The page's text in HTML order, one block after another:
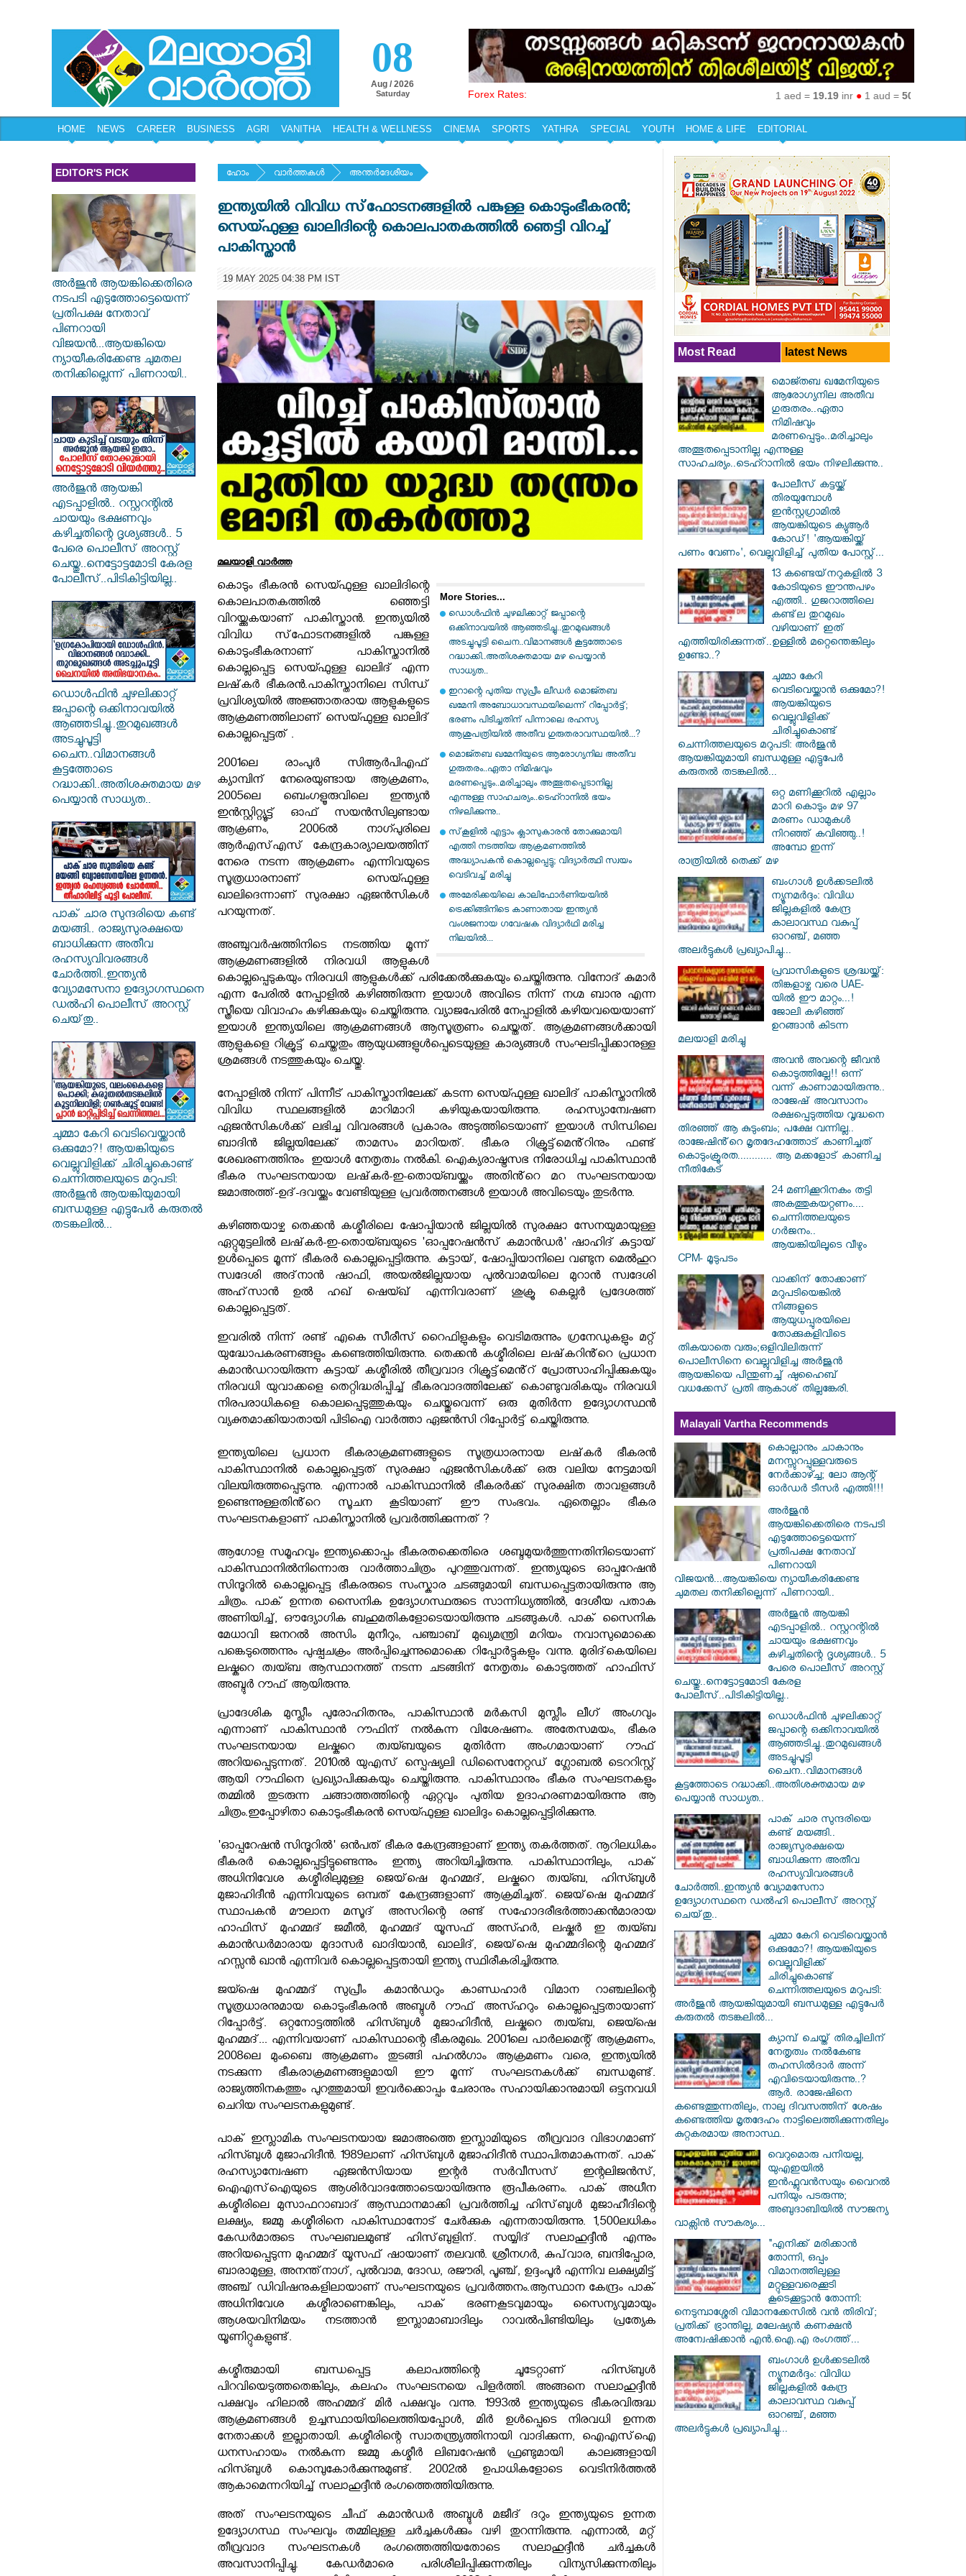
08
Aug / 2026
Saturday Forex Rates: 1 aed =19.19inr● 1 aud =50.27inr
HOME NEWS CAREER BUSINESS AGRI VANITHA HEALTH & WELLNESS CINEMA SPORTS YATHRA SPECIAL YOUTH HOME & LIFE EDITORIAL
EDITOR'S PICK
അർജുൻ ആയങ്കിക്കെതിരെ
നടപടി എടുത്തോട്ടെയെന്ന്
പ്രതിപക്ഷ നേതാവ്
പിണറായി
വിജയൻ...ആയങ്കിയെ
ന്യായീകരിക്കേണ്ട ചുമതല
തനിക്കില്ലെന്ന് പിണറായി..
അർജുൻ ആയങ്കി
എടപ്പാളിൽ.. റസ്റ്ററന്റിൽ
ചായയും ഭക്ഷണവും
കഴിച്ചതിന്റെ ദൃശ്യങ്ങൾ.. 5
പേരെ പൊലീസ് അറസ്റ്റ്
ചെയ്തു..നെട്ടോട്ടമോടി കേരള
പോലീസ്..പിടികിട്ടിയില്ല..
ഡൊൾഫിൻ ചുഴലിക്കാറ്റ്
ജപ്പാന്റെ ഒക്കിനാവയിൽ
ആഞ്ഞടിച്ചു..തുറമുഖങ്ങൾ
അടച്ചുപൂട്ടി
ചൈന..വിമാനങ്ങൾ
കൂട്ടത്തോടെ
റദ്ധാക്കി..അതിശക്തമായ മഴ
പെയ്യാൻ സാധ്യത..
പാക് ചാര സുന്ദരിയെ കണ്ട്
മയങ്ങി.. രാജ്യസുരക്ഷയെ
ബാധിക്കുന്ന അതീവ
രഹസ്യവിവരങ്ങൾ
ചോർത്തി..ഇന്ത്യൻ
വ്യോമസേനാ ഉദ്യോഗസ്ഥനെ
ഡൽഹി പൊലീസ് അറസ്റ്റ്
ചെയ്‌തു..
ചുമ്മാ കേറി വെടിവെയ്ക്കാൻ
ഒക്കുമോ?! ആയങ്കിയുടെ
വെല്ലുവിളിക്ക് ചിരിച്ചുകൊണ്ട്
ചെന്നിത്തലയുടെ മറുപടി:
അർജുൻ ആയങ്കിയുമായി
ബന്ധമുള്ള എട്ടുപേർ കരുതൽ
തടങ്കലിൽ...
ഹോം വാര്‍ത്തകള്‍ അന്തര്‍ദേശീയം
ഇന്ത്യയില്‍ വിവിധ സ്‌ഫോടനങ്ങളില്‍ പങ്കുള്ള കൊടുംഭീകരൻ;
സെയ്ഫുള്ള ഖാലിദിന്റെ കൊലപാതകത്തിൽ ഞെട്ടി വിറച്ച്
പാകിസ്താൻ
19 MAY 2025 04:38 PM IST
മലയാളി വാര്‍ത്ത
More Stories...
ഡൊൾഫിൻ ചുഴലിക്കാറ്റ് ജപ്പാന്റെ
ഒക്കിനാവയിൽ ആഞ്ഞടിച്ചു..തുറമുഖങ്ങൾ
അടച്ചുപൂട്ടി ചൈന..വിമാനങ്ങൾ കൂട്ടത്തോടെ
റദ്ധാക്കി..അതിശക്തമായ മഴ പെയ്യാൻ
സാധ്യത..
ഇറാന്റെ പുതിയ സുപ്രീം ലീഡർ മൊജ്തബ
ഖമേനി അബോധാവസ്ഥയിലെന്ന് റിപ്പോർട്ട്;
ഭരണം പിടിച്ചതിന് പിന്നാലെ രഹസ്യ
ആശുപത്രിയിൽ അതീവ ഗുരുതരാവസ്ഥയിൽ...?
മൊജ്തബ ഖമേനിയുടെ ആരോഗ്യനില അതീവ
ഗുരുതരം..ഏതാ നിമിഷവും
മരണപ്പെടും..മരിച്ചാലും അത്ഭുതപ്പെടാനില്ല
എന്നുള്ള സാഹചര്യം..ടെഹ്റാനിൽ ഭയം
നിഴലിക്കുന്നു..
സ്‌കൂളില്‍ എട്ടാം ക്ലാസുകാരന്‍ തോക്കുമായി
എത്തി നടത്തിയ ആക്രമണത്തില്‍
അദ്ധ്യാപകന്‍ കൊല്ലപ്പെട്ടു; വിദ്യാര്‍ത്ഥി സ്വയം
വെടിവച്ച് മരിച്ചു
അമേരിക്കയിലെ കാലിഫോർണിയയിൽ
ട്രെക്കിങ്ങിനിടെ കാണാതായ ഇന്ത്യൻ
വംശജനായ ഗവേഷക വിദ്യാർഥി മരിച്ച
നിലയിൽ...
കൊടും ഭീകരൻ സെയ്ഫുള്ള ഖാലിദിന്റെ
കൊലപാതകത്തിൽ ഞ്ഞെട്ടി
വിറയ്ക്കുകയാണ് പാകിസ്താൻ. ഇന്ത്യയില്‍
വിവിധ സ്‌ഫോടനങ്ങളില്‍ പങ്കുള്ള
കൊടുംഭീകരനാണ് പാകിസ്താനില്‍
കൊല്ലപ്പെട്ട സെയ്ഫുള്ള ഖാലിദ് എന്ന
ലഷ്‌കര്‍ ഭീകരൻ.പാകിസ്താനിലെ സിന്ധ്
പ്രവിശ്യയില്‍ അജ്ഞാതരായ ആളുകളുടെ
ആക്രമണത്തിലാണ് സെയ്ഫുള്ള ഖാലിദ്
കൊല്ലപ്പെട്ടത് .
2001ലെ രാംപുര്‍ സിആര്‍പിഎഫ്
ക്യാമ്പിന് നേരെയുണ്ടായ ആക്രമണം,
2005ലെ ബെംഗളൂരുവിലെ ഇന്ത്യന്‍
ഇൻസ്റ്റിറ്റ്യൂട്ട് ഓഫ് സയൻസിലുണ്ടായ
ആക്രണം, 2006ല്‍ നാഗ്പുരിലെ
ആര്‍എസ്എസ് കേന്ദ്രകാര്യാലയത്തിന്
നേരെ നടന്ന ആക്രമണം എന്നിവയുടെ
സൂത്രധാരനാണ് സെയ്ഫുള്ള
ഖാലിദെന്നാണ് സുരക്ഷാ ഏജന്‍സികള്‍
പറയുന്നത്.
അഞ്ചുവര്‍ഷത്തിനിടെ നടത്തിയ മൂന്ന്
ആക്രമണങ്ങളില്‍ നിരവധി ആളുകള്‍
കൊല്ലപ്പെടുകയും നിരവധി ആളുകള്‍ക്ക് പരിക്കേല്‍ക്കുകയും ചെയ്തിരുന്നു. വിനോദ് കുമാര്‍
എന്ന പേരില്‍ നേപ്പാളില്‍ കഴിഞ്ഞിരുന്ന ഇയാള്‍ അവിടെ നിന്ന് നഗ്മ ബാനു എന്ന
സ്ത്രീയെ വിവാഹം കഴിക്കുകയും ചെയ്തിരുന്നു. വ്യാജപേരില്‍ നേപ്പാളില്‍ കഴിയവയെയാണ്
ഇയാള്‍ ഇന്ത്യയിലെ ആക്രമണങ്ങള്‍ ആസൂത്രണം ചെയ്തത്. ആക്രമണങ്ങള്‍ക്കായി
ആളുകളെ റിക്രൂട്ട് ചെയ്തതും ആയുധങ്ങളുള്‍പ്പെടെയുള്ള കാര്യങ്ങള്‍ സംഘടിപ്പിക്കാനുള്ള
ശ്രമങ്ങള്‍ നടത്തുകയും ചെയ്തു.
നേപ്പാളില്‍ നിന്ന് പിന്നീട് പാകിസ്താനിലേക്ക് കടന്ന സെയ്ഫുള്ള ഖാലിദ് പാകിസ്താനില്‍
വിവിധ സ്ഥലങ്ങളില്‍ മാറിമാറി കഴിയുകയായിരുന്നു. രഹസ്യാന്വേഷണ
ഏജന്‍സികള്‍ക്ക് ലഭിച്ച വിവരങ്ങള്‍ പ്രകാരം അടുത്തിടെയാണ് ഇയാള്‍ സിന്ധിലെ
ബാദിന്‍ ജില്ലയിലേക്ക് താമസം മാറിയത്. ഭീകര റിക്രൂട്ട്‌മെൻ്റിനും ഫണ്ട്
ശേഖരണത്തിനും ഇയാൾ നേതൃത്വം നൽകി. ഐക്യരാഷ്ട്രസഭ നിരോധിച്ച പാകിസ്ഥാൻ
ഭീകര സംഘടനയായ ലഷ്‌കർ-ഇ-തൊയ്ബയ്ക്കും അതിൻ്റെ മറ സംഘടനയായ
ജമാഅത്ത്-ഉദ്-ദവയ്ക്കും വേണ്ടിയുള്ള പ്രവർത്തനങ്ങൾ ഇയാൾ അവിടെയും തുടർന്നു.
കഴിഞ്ഞയാഴ്ച തെക്കൻ കശ്മീരിലെ ഷോപ്പിയാൻ ജില്ലയിൽ സുരക്ഷാ സേനയുമായുള്ള
ഏറ്റുമുട്ടലിൽ ലഷ്‌കർ-ഇ-തൊയ്ബയുടെ 'ഓപ്പറേഷൻസ് കമാൻഡർ' ഷാഹിദ് കുട്ടായ്
ഉൾപ്പെടെ മൂന്ന് ഭീകരർ കൊല്ലപ്പെട്ടിരുന്നു. കുട്ടായ്, ഷോപ്പിയാനിലെ വണ്ടുന മെൽഹുറ
സ്വദേശി അദ്‌നാൻ ഷാഫി, അയൽജില്ലയായ പുൽവാമയിലെ മുറാൻ സ്വദേശി
അഹ്‌സാൻ ഉൽ ഹഖ് ഷെയ്ഖ് എന്നിവരാണ് ശുക്രൂ കെല്ലർ പ്രദേശത്ത്
കൊല്ലപ്പെട്ടത്.
ഇവരിൽ നിന്ന് രണ്ട് എകെ സീരീസ് റൈഫിളുകളും വെടിമരുന്നും ഗ്രനേഡുകളും മറ്റ്
യുദ്ധോപകരണങ്ങളും കണ്ടെത്തിയിരുന്നു. തെക്കൻ കശ്മീരിലെ ലഷ്‌കറിൻ്റെ പ്രധാന
കമാൻഡറായിരുന്ന കുട്ടായ് കശ്മീരിൽ തീവ്രവാദ റിക്രൂട്ട്‌മെൻ്റ് പ്രോത്സാഹിപ്പിക്കുകയും
നിരവധി യുവാക്കളെ തെറ്റിദ്ധരിപ്പിച്ച് ഭീകരവാദത്തിലേക്ക് കൊണ്ടുവരികയും നിരവധി
നിരപരാധികളെ കൊലപ്പെടുത്തുകയും ചെയ്തുവെന്ന് ഒരു മുതിർന്ന ഉദ്യോഗസ്ഥൻ
വ്യക്തമാക്കിയാതായി പിടിഐ വാർത്താ ഏജൻസി റിപ്പോർട്ട് ചെയ്തിരുന്നു.
ഇന്ത്യയിലെ പ്രധാന ഭീകരാക്രമണങ്ങളുടെ സൂത്രധാരനായ ലഷ്‌കർ ഭീകരൻ
പാകിസ്ഥാനിൽ കൊല്ലപ്പെട്ടത് സുരക്ഷാ ഏജൻസികൾക്ക് ഒരു വലിയ നേട്ടമായി
വിലയിരുത്തപ്പെടുന്നു. എന്നാൽ പാകിസ്ഥാനിൽ ഭീകരർക്ക് സുരക്ഷിത താവളങ്ങൾ
ഉണ്ടെന്നുള്ളതിൻ്റെ സൂചന കൂടിയാണ് ഈ സംഭവം. ഏതെല്ലാം ഭീകര
സംഘടനകളാണ് പാകിസ്താനിൽ പ്രവർത്തിക്കുന്നത് ?
ആഗോള സമൂഹവും ഇന്ത്യക്കൊപ്പം ഭീകരതക്കെതിരെ ശബ്ദമുയര്‍ത്തുന്നതിനിടെയാണ്
പാകിസ്ഥാനില്‍നിന്നൊരു വാര്‍ത്താചിത്രം പുറത്തുവന്നത്. ഇന്ത്യയുടെ ഓപ്പറേഷന്‍
സിന്ദൂറില്‍ കൊല്ലപ്പെട്ട ഭീകരരുടെ സംസ്കാര ചടങ്ങുമായി ബന്ധപ്പെട്ടതായിരുന്നു ആ
ചിത്രം. പാക് ഉന്നത സൈനിക ഉദ്യോഗസ്ഥരുടെ സാന്നിധ്യത്തില്‍, ദേശീയ പതാക
അണിയിച്ച്, ഔദ്യോഗിക ബഹുമതികളോടെയായിരുന്നു ചടങ്ങുകള്‍. പാക് സൈനിക
മേധാവി ജനറൽ അസിം മുനീറും, പഞ്ചാബ് മുഖ്യമന്ത്രി മറിയം നവാസുമൊക്കെ
പങ്കെടുത്തെന്നും പുഷ്പചക്രം അര്‍പ്പിച്ചെന്നുമൊക്കെ റിപ്പോര്‍ട്ടുകളും വന്നു. മുരിദ്‌കെയിലെ
ലഷ്കറെ ത്വയ്ബ ആസ്ഥാനത്ത് നടന്ന ചടങ്ങിന് നേതൃത്വം കൊടുത്തത് ഹാഫിസ്
അബ്ദുർ റൗഫ് ആയിരുന്നു.
പ്രാദേശിക മുസ്ലീം പുരോഹിതനും, പാകിസ്ഥാന്‍ മര്‍കസി മുസ്ലീം ലീഗ് അംഗവും
എന്നാണ് പാകിസ്ഥാന്‍ റൗഫിന് നല്‍കുന്ന വിശേഷണം. അതേസമയം, ഭീകര
സംഘടനയായ ലഷ്കറെ ത്വയ്ബയുടെ മുതിര്‍ന്ന അംഗമായാണ് റൗഫ്
അറിയപ്പെടുന്നത്. 2010ല്‍ യുഎസ് സ്പെഷ്യലി ഡിസൈനേറ്റഡ് ഗ്ലോബല്‍ ടെററിസ്റ്റ്
ആയി റൗഫിനെ പ്രഖ്യാപിക്കുകയും ചെയ്തിരുന്നു. പാകിസ്ഥാനും ഭീകര സംഘടനകളും
തമ്മില്‍ തുടരുന്ന ചങ്ങാത്തത്തിന്റെ ഏറ്റവും പുതിയ ഉദാഹരണമായിരുന്നു ആ
ചിത്രം.ഇപ്പോഴിതാ കൊടുംഭീകരൻ സെയ്ഫുള്ള ഖാലിദും കൊല്ലപ്പെട്ടിരിക്കുന്നു.
'ഓപ്പറേഷൻ സിന്ദൂറില്‍' ഒന്‍പത് ഭീകര കേന്ദ്രങ്ങളാണ് ഇന്ത്യ തകര്‍ത്തത്. നൂറിലധികം
ഭീകരര്‍ കൊല്ലപ്പെട്ടിട്ടുണ്ടെന്നും ഇന്ത്യ അറിയിച്ചിരുന്നു. പാകിസ്ഥാനിലും, പാക്
അധിനിവേശ കശ്മീരിലുമുള്ള ജെയ്‌ഷെ മുഹമ്മദ്, ലഷ്കറെ ത്വയ്ബ, ഹിസ്ബുൾ
മുജാഹിദീൻ എന്നിവയുടെ ഒമ്പത് കേന്ദ്രങ്ങളാണ് ആക്രമിച്ചത്. ജെയ്‌ഷെ മുഹമ്മദ്
സ്ഥാപകൻ മൗലാന മസൂദ് അസറിന്റെ രണ്ട് സഹോദരീഭർത്താക്കൻമാരായ
ഹാഫിസ് മുഹമ്മദ് ജമീല്‍, മുഹമ്മദ് യൂസഫ് അസ്ഹര്‍, ലഷ്കര്‍ ഇ ത്വയ്ബ
കമാൻഡർമാരായ മുദാസർ ഖാദിയാൻ, ഖാലിദ്, ജെയ്‌ഷെ മുഹമ്മദിന്റെ മുഹമ്മദ്
ഹസ്സൻ ഖാൻ എന്നിവര്‍ കൊല്ലപ്പെട്ടതായി ഇന്ത്യ സ്ഥിരീകരിച്ചിരുന്നു.
ജയ്ഷെ മുഹമ്മദ് സുപ്രീം കമാൻഡറും കാണ്ഡഹാര്‍ വിമാന റാഞ്ചലിന്റെ
സൂത്രധാരനുമായ കൊടുംഭീകരന്‍ അബ്ദുള്‍ റൗഫ് അസ്ഹറും കൊല്ലപ്പെട്ടതായാണ്
റിപ്പോര്‍ട്ട്. ഒറ്റനോട്ടത്തില്‍ ഹിസ്ബുൾ മുജാഹിദീൻ, ലഷ്കറെ ത്വയ്ബ, ജെയ്ഷെ
മുഹമ്മദ്... എന്നിവയാണ് പാകിസ്ഥാന്റെ ഭീകരമുഖം. 2001ലെ പാർലമെന്റ് ആക്രമണം,
2008ലെ മുംബൈ ആക്രമണം തുടങ്ങി പഹല്‍ഗാം ആക്രമണം വരെ, ഇന്ത്യയില്‍
നടക്കുന്ന ഭീകരാക്രമണങ്ങളുമായി ഈ മൂന്ന് സംഘടനകള്‍ക്ക് ബന്ധമുണ്ട്.
രാജ്യത്തിനകത്തും പുറത്തുമായി ഇവര്‍ക്കൊപ്പം ചേരാനും സഹായിക്കാനുമായി ഒട്ടനവധി
ചെറിയ സംഘടനകളുമുണ്ട്.
പാക് ഇസ്ലാമിക സംഘടനയായ ജമാഅത്തെ ഇസ്ലാമിയുടെ തീവ്രവാദ വിഭാഗമാണ്
ഹിസ്ബുൾ മുജാഹിദീന്‍. 1989ലാണ് ഹിസ്ബുള്‍ മുജാഹിദീന്‍ സ്ഥാപിതമാകുന്നത്. പാക്
രഹസ്യാന്വേഷണ ഏജൻസിയായ ഇന്റർ സർവീസസ് ഇന്റലിജൻസ്,
ഐഎസ്ഐയുടെ ആശിര്‍വാദത്തോടെയായിരുന്നു രൂപീകരണം. പാക് അധീന
കശ്മീരിലെ മുസാഫറാബാദ് ആസ്ഥാനമാക്കി പ്രവര്‍ത്തിച്ച ഹിസ്‌ബുള്‍ മുജാഹീദിന്റെ
ലക്ഷ്യം, ജമ്മു കശ്മീരിനെ പാകിസ്ഥാനോട് ചേര്‍ക്കുക എന്നതായിരുന്നു. 1,500ലധികം
കേഡര്‍മാരുടെ സംഘബലമുണ്ട് ഹിസ്‌ബുളിന്. സയ്യിദ് സലാഹുദ്ദീൻ എന്നും
അറിയപ്പെടുന്ന മുഹമ്മദ് യൂസഫ് ഷായാണ് തലവന്‍. ശ്രീനഗർ, കുപ്‌വാര, ബന്ദിപ്പോര,
ബാരാമുള്ള, അനന്ത്നാഗ്, പുൽവാമ, ദോഡ, രജൗരി, പൂഞ്ച്, ഉദ്ദംപൂർ എന്നിവ ലക്ഷ്യമിട്ട്
അഞ്ച് ഡിവിഷനുകളിലായാണ് സംഘടനയുടെ പ്രവര്‍ത്തനം.ആസ്ഥാന കേന്ദ്രം പാക്
അധിനിവേശ കശ്മീരാണെങ്കിലും, പാക് ഭരണകൂടവുമായും സൈന്യവുമായും
ആശയവിനിമയം നടത്താന്‍ ഇസ്ലാമാബാദിലും റാവല്‍പിണ്ടിയിലും പ്രത്യേക
യൂണിറ്റുകളുണ്ട്.
കശ്മീരുമായി ബന്ധപ്പെട്ട കലാപത്തിന്റെ ചൂടേറ്റാണ് ഹിസ്ബുള്‍
പിറവിയെടുത്തതെങ്കിലും, കലഹം സംഘടനയെ പിളര്‍ത്തി. അങ്ങനെ സലാഹുദ്ദീന്‍
പക്ഷവും ഹിലാൽ അഹമ്മദ് മിർ പക്ഷവും വന്നു. 1993ല്‍ ഇന്ത്യയുടെ ഭീകരവിരുദ്ധ
ആക്രമണങ്ങള്‍ ഉച്ചസ്ഥായിയിലെത്തിയപ്പോള്‍, മിര്‍ ഉള്‍പ്പെടെ നിരവധി ഉന്നത
നേതാക്കള്‍ ഇല്ലാതായി. കശ്മീരിന്റെ സ്വാതന്ത്ര്യത്തിനായി വാദിക്കുന്ന, ഐഎസ്ഐ
ധനസഹായം നല്‍കുന്ന ജമ്മു കശ്മീര്‍ ലിബറേഷന്‍ ഫ്രണ്ടുമായി കാലങ്ങളായി
ഹിസ്ബുള്‍ കൊമ്പുകോര്‍ക്കുന്നുമുണ്ട്. 2002ല്‍ ഉപാധികളോടെ വെടിനിര്‍ത്തല്‍
ആകാമെന്നറിയിച്ച് സലാഹുദ്ദീന്‍ രംഗത്തെത്തിയിരുന്നു.
അത് സംഘടനയുടെ ചീഫ് കമാൻഡർ അബ്ദുൾ മജീദ് ദറും ഇന്ത്യയുടെ ഉന്നത
ഉദ്യോഗസ്ഥ സംഘവും തമ്മിലുള്ള ചര്‍ച്ചകള്‍ക്കും വഴി തുറന്നിരുന്നു. എന്നാല്‍, മറ്റ്
തീവ്രവാദ സംഘടനകള്‍ രംഗത്തെത്തിയതോടെ സലാഹുദ്ദീന്‍ ചര്‍ച്ചകള്‍
അവസാനിപ്പിച്ചു. കേഡര്‍മാരെ പരിശീലിപ്പിക്കുന്നതിലും വിന്യസിക്കുന്നതിലും
Most Read latest News
മൊജ്തബ ഖമേനിയുടെ
ആരോഗ്യനില അതീവ
ഗുരുതരം..ഏതാ
നിമിഷവും
മരണപ്പെടും..മരിച്ചാലും
അത്ഭുതപ്പെടാനില്ല എന്നുള്ള
സാഹചര്യം..ടെഹ്റാനിൽ ഭയം നിഴലിക്കുന്നു..
പോലീസ് കട്ടയ്ക്ക്
തിരയുമ്പോൾ
ഇൻസ്റ്റഗ്രാമിൽ
ആയങ്കിയുടെ ക്യുആർ
കോഡ്! 'ആയങ്കിയ്ക്ക്
പണം വേണം', വെല്ലുവിളിച്ച് പുതിയ പോസ്റ്റ്...
13 കണ്ടെയ്‌നറുകളിൽ 3
കോടിയുടെ ഈന്തപഴം
എത്തി.. ഗുജറാത്തിലെ
കണ്ട്‌ല തുറമുഖം
വഴിയാണ് ഇത്
എത്തിയിരിക്കുന്നത്..ഉള്ളിൽ മറ്റെന്തെങ്കിലും
ഉണ്ടോ..?
ചുമ്മാ കേറി
വെടിവെയ്ക്കാൻ ഒക്കുമോ?!
ആയങ്കിയുടെ
വെല്ലുവിളിക്ക്
ചിരിച്ചുകൊണ്ട്
ചെന്നിത്തലയുടെ മറുപടി: അർജുൻ
ആയങ്കിയുമായി ബന്ധമുള്ള എട്ടുപേർ
കരുതൽ തടങ്കലിൽ...
ഒറ്റ മണിക്കൂറിൽ എല്ലാം
മാറി കൊടും മഴ 97
മരണം ഡാമുകൾ
നിറഞ്ഞ് കവിഞ്ഞു..!
അമ്പോ ഇന്ന്
രാത്രിയിൽ തെക്ക് മഴ
ബംഗാൾ ഉൾക്കടലിൽ
ന്യൂനമർദ്ദം: വിവിധ
ജില്ലകളിൽ കേന്ദ്ര
കാലാവസ്ഥ വകുപ്പ്
ഓറഞ്ച്, മഞ്ഞ
അലർട്ടുകൾ പ്രഖ്യാപിച്ചു...
പ്രവാസികളുടെ ശ്രദ്ധയ്ക്ക്:
തിങ്കളാഴ്ച വരെ UAE-
യിൽ ഈ മാറ്റം...!
ജോലി കഴിഞ്ഞ്
ഉറങ്ങാൻ കിടന്ന
മലയാളി മരിച്ചു
അവൻ അവന്റെ ജീവൻ
കൊടുത്തില്ലേ!! ഒന്ന്
വന്ന് കാണാമായിരുന്നു..
രാജേഷ് അവസാനം
രക്ഷപ്പെടുത്തിയ വൃദ്ധനെ
തിരഞ്ഞ് ആ കുടുംബം; പക്ഷേ വന്നില്ല..
രാജേഷിൻ്റെ മൃതദേഹത്തോട് കാണിച്ചത്
കൊടുംക്രൂരത............ ആ മക്കളോട് കാണിച്ച
നീതികേട്
24 മണിക്കൂറിനകം തട്ടി
അകത്തുകയറ്റണം....
ചെന്നിത്തലയുടെ
ഗർജനം..
ആയങ്കിയിലൂടെ വീഴും
CPM- മൂടുപടം
വാക്കിന് തോക്കാണ്
മറുപടിയെങ്കിൽ
നിങ്ങളുടെ
ആയുധപ്പുരയിലെ
തോക്കുകളിവിടെ
തികയാതെ വരും;ഒളിവിലിരുന്ന്
പൊലീസിനെ വെല്ലുവിളിച്ച അർജുൻ
ആയങ്കിയെ പിന്തുണച്ച് ഷുഹൈബ്
വധക്കേസ് പ്രതി ആകാശ് തില്ലങ്കേരി.
Malayali Vartha Recommends
കൊല്ലാനും ചാകാനും
മനസ്സുറപ്പുള്ളവരുടെ
നേർക്കാഴ്ച്ച; ലോ ആന്റ്
ഓർഡർ ടീസർ എത്തി!!!
അർജുൻ
ആയങ്കിക്കെതിരെ നടപടി
എടുത്തോട്ടെയെന്ന്
പ്രതിപക്ഷ നേതാവ്
പിണറായി
വിജയൻ...ആയങ്കിയെ ന്യായീകരിക്കേണ്ട
ചുമതല തനിക്കില്ലെന്ന് പിണറായി..
അർജുൻ ആയങ്കി
എടപ്പാളിൽ.. റസ്റ്ററന്റിൽ
ചായയും ഭക്ഷണവും
കഴിച്ചതിന്റെ ദൃശ്യങ്ങൾ.. 5
പേരെ പൊലീസ് അറസ്റ്റ്
ചെയ്തു..നെട്ടോട്ടമോടി കേരള
പോലീസ്..പിടികിട്ടിയില്ല..
ഡൊൾഫിൻ ചുഴലിക്കാറ്റ്
ജപ്പാന്റെ ഒക്കിനാവയിൽ
ആഞ്ഞടിച്ചു..തുറമുഖങ്ങൾ
അടച്ചുപൂട്ടി
ചൈന..വിമാനങ്ങൾ
കൂട്ടത്തോടെ റദ്ധാക്കി..അതിശക്തമായ മഴ
പെയ്യാൻ സാധ്യത..
പാക് ചാര സുന്ദരിയെ
കണ്ട് മയങ്ങി..
രാജ്യസുരക്ഷയെ
ബാധിക്കുന്ന അതീവ
രഹസ്യവിവരങ്ങൾ
ചോർത്തി..ഇന്ത്യൻ വ്യോമസേനാ
ഉദ്യോഗസ്ഥനെ ഡൽഹി പൊലീസ് അറസ്റ്റ്
ചെയ്‌തു..
ചുമ്മാ കേറി വെടിവെയ്ക്കാൻ
ഒക്കുമോ?! ആയങ്കിയുടെ
വെല്ലുവിളിക്ക്
ചിരിച്ചുകൊണ്ട്
ചെന്നിത്തലയുടെ മറുപടി:
അർജുൻ ആയങ്കിയുമായി ബന്ധമുള്ള എട്ടുപേർ
കരുതൽ തടങ്കലിൽ...
ക്യാമ്പ് ചെയ്ത് തിരച്ചിലിന്
നേതൃത്വം നല്‍കേണ്ട
തഹസില്‍ദാര്‍ അന്ന്
എവിടെയായിരുന്നു..?
ആര്‍. രാജേഷിനെ
കണ്ടെത്തുന്നതിലും, നാലു ദിവസത്തിന് ശേഷം
കണ്ടെത്തിയ മൃതദേഹം നാട്ടിലെത്തിക്കുന്നതിലും
കുറ്റകരമായ അനാസ്ഥ..
വെറുമൊരു പനിയല്ല,
യുഎഇയിൽ
ഇൻഫ്ലുവൻസയും വൈറൽ
പനിയും പടരുന്നു;
അബുദാബിയിൽ സൗജന്യ
വാക്സിൻ സൗകര്യം...
"എനിക്ക് മരിക്കാൻ
തോന്നി, ഒപ്പം
വിമാനത്തിലുള്ള
മറ്റുള്ളവരെക്കൂടി
കൂടെക്കൂട്ടാൻ തോന്നി:
നെടുമ്പാശ്ശേരി വിമാനക്കേസിൽ വൻ തിരിവ്;
പ്രതിക്ക് ഭ്രാന്തില്ല, മലേഷ്യൻ കണക്ഷൻ
അന്വേഷിക്കാൻ എൻ.ഐ.എ രംഗത്ത്...
ബംഗാൾ ഉൾക്കടലിൽ
ന്യൂനമർദ്ദം: വിവിധ
ജില്ലകളിൽ കേന്ദ്ര
കാലാവസ്ഥ വകുപ്പ്
ഓറഞ്ച്, മഞ്ഞ
അലർട്ടുകൾ പ്രഖ്യാപിച്ചു...